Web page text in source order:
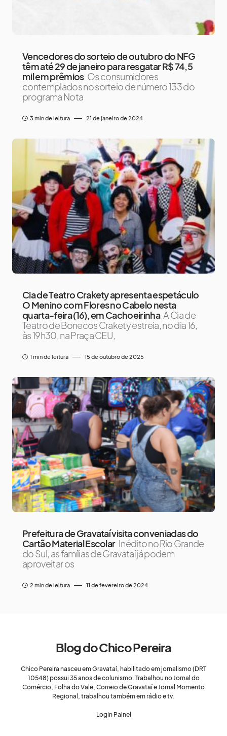
Vencedores do sorteio de outubro do NFG
têm até 29 de janeiro para resgatar R$ 74,5
mil em prêmios Os consumidores
contemplados no sorteio de número 133 do
programa Nota
3 min de leitura 21 de janeiro de 2024
Cia de Teatro Crakety apresenta espetáculo
O Menino com Flores no Cabelo nesta
quarta-feira (16), em Cachoeirinha A Cia de
Teatro de Bonecos Crakety estreia, no dia 16,
às 19h30, na Praça CEU,
1 min de leitura 15 de outubro de 2025
Prefeitura de Gravataí visita conveniadas do
Cartão Material Escolar Inédito no Rio Grande
do Sul, as famílias de Gravataí já podem
aproveitar os
2 min de leitura 11 de fevereiro de 2024
Blog do Chico Pereira
Chico Pereira nasceu em Gravataí, habilitado em jornalismo (DRT
10548) possui 35 anos de colunismo. Trabalhou no Jornal do
Comércio, Folha do Vale, Correio de Gravataí e Jornal Momento
Regional, trabalhou também em rádio e tv.
Login Painel